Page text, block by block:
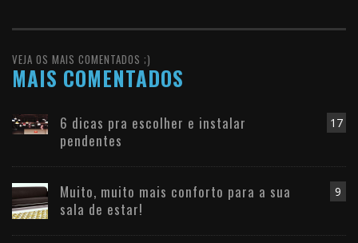
VEJA OS MAIS COMENTADOS ;)
MAIS COMENTADOS
17
6 dicas pra escolher e instalar
pendentes
9
Muito, muito mais conforto para a sua
sala de estar!